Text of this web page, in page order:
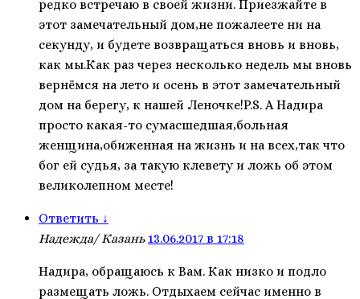
редко встречаю в своей жизни. Приезжайте в
этот замечательный дом,не пожалеете ни на
секунду, и будете возвращаться вновь и вновь,
как мы.Как раз через несколько недель мы вновь
вернёмся на лето и осень в этот замечательный
дом на берегу, к нашей Леночке!P.S. А Надира
просто какая-то сумасшедшая,больная
женщина,обиженная на жизнь и на всех,так что
бог ей судья, за такую клевету и ложь об этом
великолепном месте!
Ответить ↓
Надежда/ Казань13.06.2017 в 17:18
Надира, обращаюсь к Вам. Как низко и подло
размещать ложь. Отдыхаем сейчас именно в